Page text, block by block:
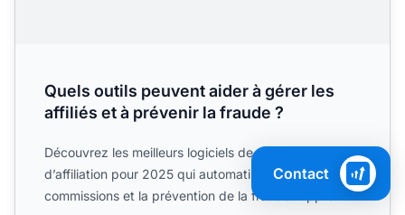
Quels outils peuvent aider à gérer les
affiliés et à prévenir la fraude ?
Découvrez les meilleurs logiciels de gestion
d’affiliation pour 2025 qui automatisent le suivi, les
commissions et la prévention de la fraude. Apprenez
Contact